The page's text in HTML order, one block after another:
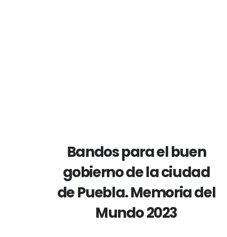
Bandos para el buen
gobierno de la ciudad
de Puebla. Memoria del
Mundo 2023